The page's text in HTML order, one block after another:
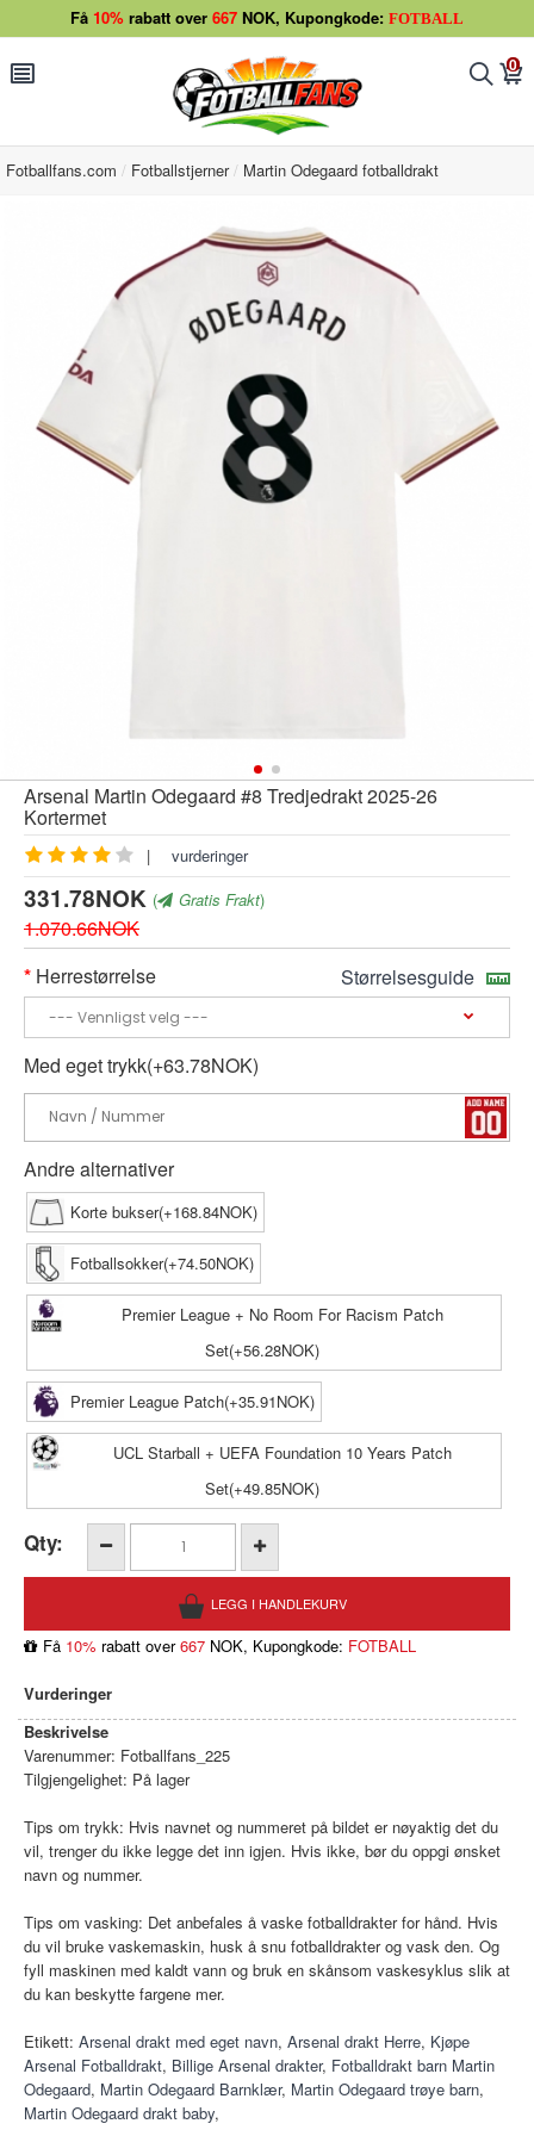
Få 10% rabatt over 667 NOK, Kupongkode: FOTBALL
󰂩 󰂨 0
󰃦
Fotballfans.com Fotballstjerner Martin Odegaard fotballdrakt
Arsenal Martin Odegaard #8 Tredjedrakt 2025-26
Kortermet
| vurderinger
331.78NOK ( Gratis Frakt)
1.070.66NOK
Herrestørrelse
Størrelsesguide
Med eget trykk(+63.78NOK)
Andre alternativer
Korte bukser(+168.84NOK)
Fotballsokker(+74.50NOK)
Premier League + No Room For Racism Patch
Set(+56.28NOK)
Premier League Patch(+35.91NOK)
UCL Starball + UEFA Foundation 10 Years Patch
Set(+49.85NOK)
Qty:
Få 10% rabatt over667 NOK, Kupongkode: FOTBALL
Vurderinger
Beskrivelse
Varenummer: Fotballfans_225
Tilgjengelighet: På lager
Tips om trykk: Hvis navnet og nummeret på bildet er nøyaktig det du
vil, trenger du ikke legge det inn igjen. Hvis ikke, bør du oppgi ønsket
navn og nummer.
Tips om vasking: Det anbefales å vaske fotballdrakter for hånd. Hvis
du vil bruke vaskemaskin, husk å snu fotballdrakter og vask den. Og
fyll maskinen med kaldt vann og bruk en skånsom vaskesyklus slik at
du kan beskytte fargene mer.
Etikett: Arsenal drakt med eget navn, Arsenal drakt Herre, Kjøpe
Arsenal Fotballdrakt, Billige Arsenal drakter, Fotballdrakt barn Martin
Odegaard, Martin Odegaard Barnklær, Martin Odegaard trøye barn,
Martin Odegaard drakt baby,